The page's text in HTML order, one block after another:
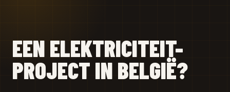
EEN ELEKTRICITEIT-
PROJECT IN BELGIË?